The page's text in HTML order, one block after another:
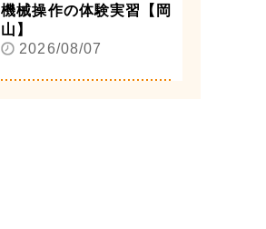
機械操作の体験実習【岡
山】
2026/08/07